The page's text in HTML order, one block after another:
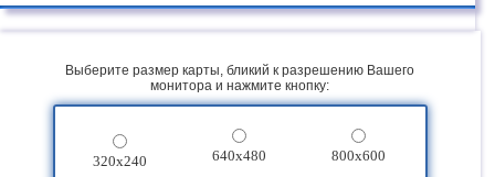
Выберите размер карты, бликий к разрешению Вашего
монитора и нажмите кнопку:
320x240 640x480 800x600